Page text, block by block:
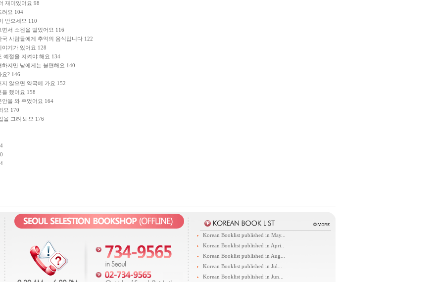
재미있어요 98
려요 104
받으세요 110
면서 소원을 빌었어요 116
국 사람들에게 추억의 음식입니다 122
야기가 있어요 128
예절을 지켜야 해요 134
하지만 남에게는 불편해요 140
요? 146
지 않으면 약국에 가요 152
을 했어요 158
안을 와 주었어요 164
요 170
을 그려 봐요 176
Korean Booklist published in May...
Korean Booklist published in Apri..
Korean Booklist published in Aug...
Korean Booklist published in Jul...
Korean Booklist published in Jun...